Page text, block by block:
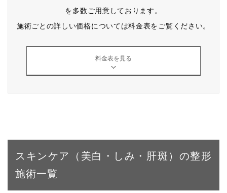
を多数ご用意しております。
施術ごとの詳しい価格については料金表をご覧ください。
料金表を見る
スキンケア（美白・しみ・肝斑）の整形
施術一覧